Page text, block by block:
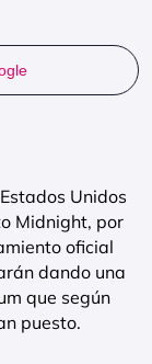
Unidos
Midnight, por
oficial
dando una
que según
puesto.